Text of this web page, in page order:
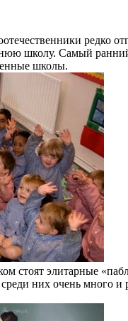
редко
школу. Самый
школы.
стоят элитарные
них очень много